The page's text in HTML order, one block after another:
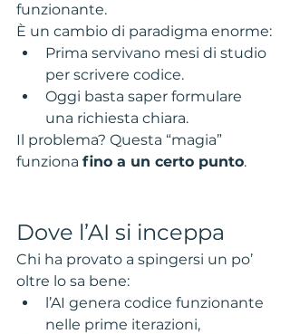
funzionante.
È un cambio di paradigma enorme:
Prima servivano mesi di studio
per scrivere codice.
Oggi basta saper formulare
una richiesta chiara.
Il problema? Questa “magia”
funziona fino a un certo punto.
Dove l’AI si inceppa
Chi ha provato a spingersi un po’
oltre lo sa bene:
l’AI genera codice funzionante
nelle prime iterazioni,